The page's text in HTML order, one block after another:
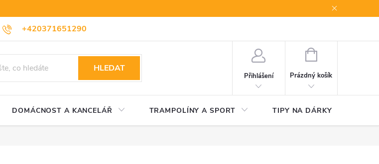
+420371651290
Dopravné Likvidace elektrozařízení
HLEDAT
Přihlášení
NÁKUPNÍ
Prázdný košík
DOMÁCNOST A KANCELÁŘ TRAMPOLÍNY A SPORT TIPY NA DÁRKY